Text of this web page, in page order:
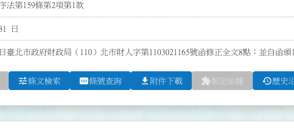
法第159條第2項第1款
日
臺北市政府財政局（110）北市財人字第1103021165號函修正全文8點；並自函頒
tune條文檢索 pin條號查詢 file_download 附件下載 extension制定依據 history歷史